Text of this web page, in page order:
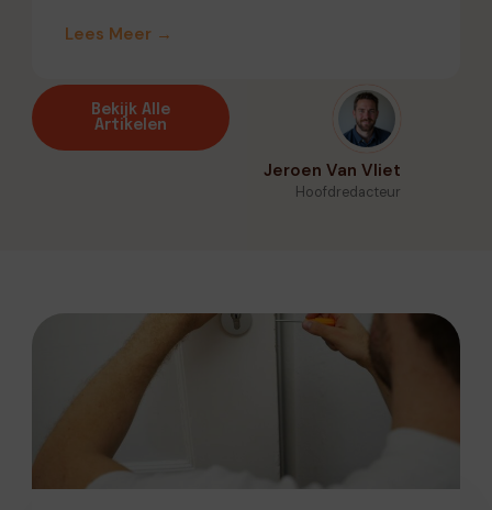
Lees Meer →
Bekijk Alle
Artikelen
Jeroen Van Vliet
Hoofdredacteur